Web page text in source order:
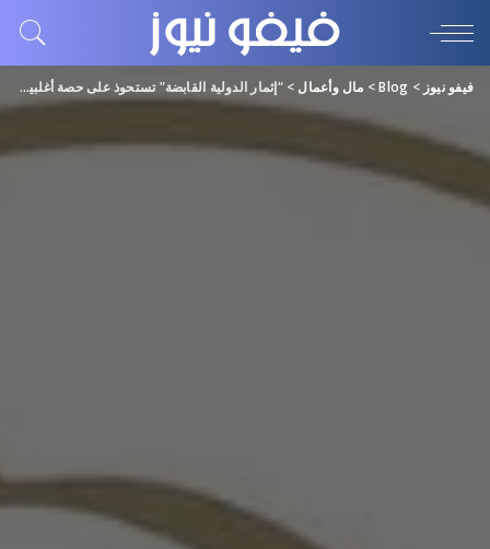
فيفو نيوز >
Blog
> مال وأعمال >“إثمار الدولية القابضة” تستحوذ على حصة أغلبية في” 9 ياردز كوميونيكيشنز” بأبوظبي